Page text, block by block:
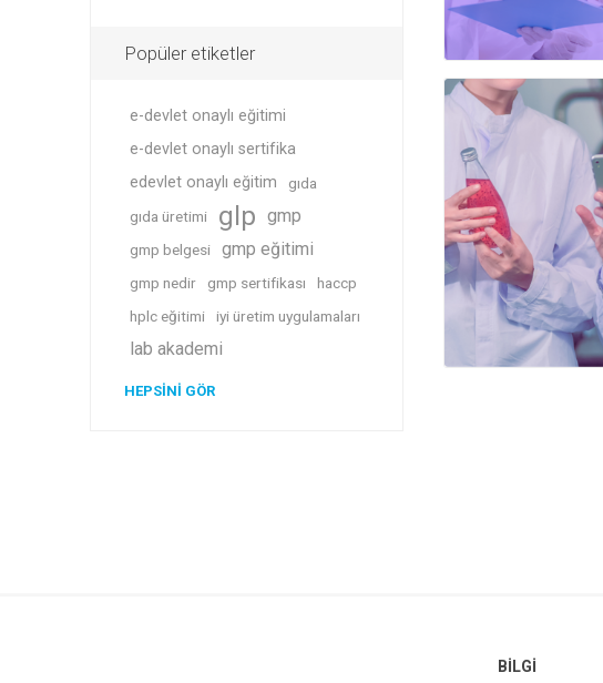
Popüler etiketler
e-devlet onaylı eğitimi
e-devlet onaylı sertifika
edevlet onaylı eğitim
gıda
gıda üretimi
glp gmp
gmp belgesi gmp eğitimi
gmp nedir gmp sertifikası
haccp
hplc eğitimi
iyi üretim uygulamaları
lab akademi
HEPSINI GÖR
BILGI